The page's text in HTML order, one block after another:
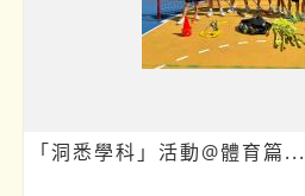
「洞悉學科」活動@體育篇...